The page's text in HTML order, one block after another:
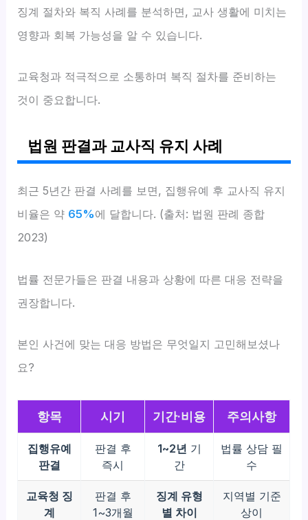
징계 절차와 복직 사례를 분석하면, 교사 생활에 미치는
영향과 회복 가능성을 알 수 있습니다.
교육청과 적극적으로 소통하며 복직 절차를 준비하는
것이 중요합니다.
법원 판결과 교사직 유지 사례
최근 5년간 판결 사례를 보면, 집행유예 후 교사직 유지
비율은 약 65%에 달합니다. (출처: 법원 판례 종합
2023)
법률 전문가들은 판결 내용과 상황에 따른 대응 전략을
권장합니다.
본인 사건에 맞는 대응 방법은 무엇일지 고민해보셨나
요?
항목 시기 기간·비용 주의사항
집행유예
판결
판결 후
즉시
1~2년 기
간
법률 상담 필
수
교육청 징
계
판결 후
1~3개월
징계 유형
별 차이
지역별 기준
상이